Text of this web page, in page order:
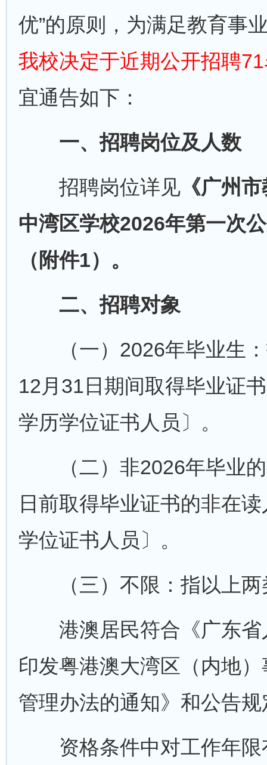
优”的原则，为满足教育事
我校决定于近期公开招聘
宜通告如下：
一、招聘岗位及人数
招聘岗位详见 《广州
中湾区学校2026年第一次
（附件1）。
二、招聘对象
（一）2026年毕业生：
12月31日期间取得毕业证
学历学位证书人员〕。
（二）非2026年毕业的
日前取得毕业证书的非在
学位证书人员〕。
（三）不限：指以上两
港澳居民符合《广东省
印发粤港澳大湾区（内地
管理办法的通知》和公告
资格条件中对工作年限